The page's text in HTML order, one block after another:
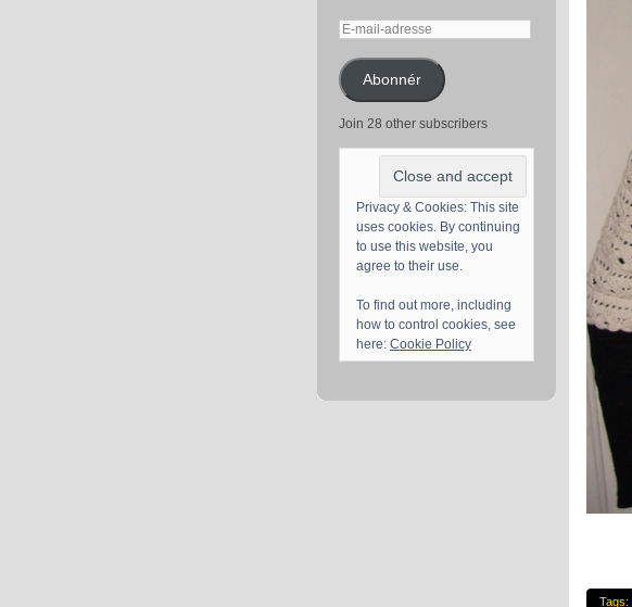
E-
adresseAbonnér
Join 28 other subscribers
Privacy & Cookies: This site
uses cookies. By continuing
to use this website, you
agree to their use.
To find out more, including
how to control cookies, see
here: Cookie Policy
Tags: